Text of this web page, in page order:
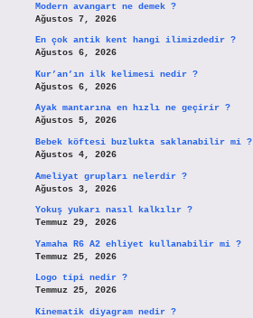
Modern avangart ne demek ?
Ağustos 7, 2026
En çok antik kent hangi ilimizdedir ?
Ağustos 6, 2026
Kur’an’ın ilk kelimesi nedir ?
Ağustos 6, 2026
Ayak mantarına en hızlı ne geçirir ?
Ağustos 5, 2026
Bebek köftesi buzlukta saklanabilir mi ?
Ağustos 4, 2026
Ameliyat grupları nelerdir ?
Ağustos 3, 2026
Yokuş yukarı nasıl kalkılır ?
Temmuz 29, 2026
Yamaha R6 A2 ehliyet kullanabilir mi ?
Temmuz 25, 2026
Logo tipi nedir ?
Temmuz 25, 2026
Kinematik diyagram nedir ?